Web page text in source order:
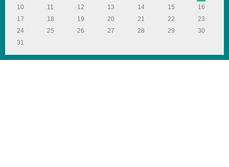
10
11 12 13 14 15
16
17
18 19 20 21 22
23
24
25 26 27 28 29
30
31